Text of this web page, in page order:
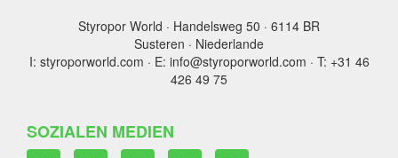
Styropor World · Handelsweg 50 · 6114 BR
Susteren · Niederlande
I: styroporworld.com · E: info@styroporworld.com · T: +31 46
426 49 75
SOZIALEN MEDIEN